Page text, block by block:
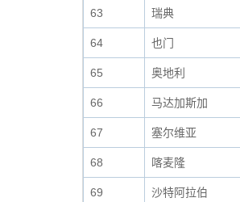
63 瑞典
64 也门
65 奥地利
66 马达加斯加
67 塞尔维亚
68 喀麦隆
69 沙特阿拉伯